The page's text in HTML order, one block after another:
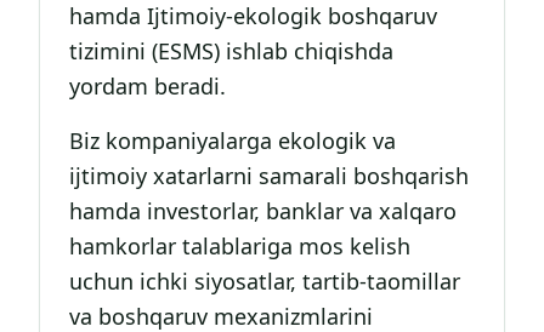
hamda Ijtimoiy-ekologik boshqaruv
tizimini (ESMS) ishlab chiqishda
yordam beradi.
Biz kompaniyalarga ekologik va
ijtimoiy xatarlarni samarali boshqarish
hamda investorlar, banklar va xalqaro
hamkorlar talablariga mos kelish
uchun ichki siyosatlar, tartib-taomillar
va boshqaruv mexanizmlarini